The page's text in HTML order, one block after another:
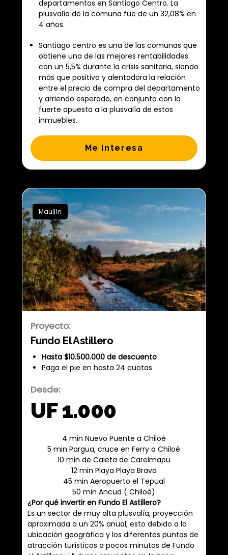
departamentos en Santiago Centro. La
plusvalía de la comuna fue de un 32,08% en
4 años.
Santiago centro es una de las comunas que
obtiene una de las mejores rentabilidades
con un 5,5% durante la crisis sanitaria, siendo
más que positiva y alentadora la relación
entre el precio de compra del departamento
y arriendo esperado, en conjunto con la
fuerte apuesta a la plusvalía de estos
inmuebles.
Me interesa
Maullín
Proyecto:
Fundo El Astillero
Hasta $10.500.000 de descuento
Paga el pie en hasta 24 cuotas
Desde:
UF 1.000
4 min Nuevo Puente a Chiloé
5 min Pargua, cruce en Ferry a Chiloé
10 min de Caleta de Carelmapu
12 min Playa Playa Brava
45 min Aeropuerto el Tepual
50 min Ancud ( Chiloé)
¿Por qué invertir en Fundo El Astillero?
Es un sector de muy alta plusvalía, proyección
aproximada a un 20% anual, esto debido a la
ubicación geográfica y los diferentes puntos de
atracción turísticos a pocos minutos de Fundo